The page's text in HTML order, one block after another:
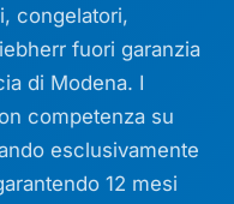
congelatori,
fuori garanzia
di Modena. I
competenza su
esclusivamente
12 mesi